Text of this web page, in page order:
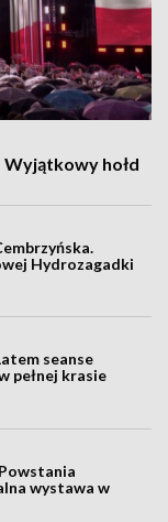
Wyjątkowy hołd
Hydrozagadki
seanse
pełnej krasie
wystawa w